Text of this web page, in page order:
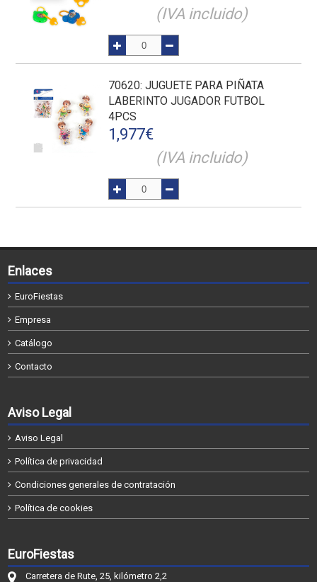
(IVA incluido)
70620: JUGUETE PARA PIÑATA
LABERINTO JUGADOR FUTBOL
4PCS
1,977€
(IVA incluido)
Enlaces
EuroFiestas
Empresa
Catálogo
Contacto
Aviso Legal
Aviso Legal
Política de privacidad
Condiciones generales de contratación
Política de cookies
EuroFiestas
Carretera de Rute, 25, kilómetro 2,2